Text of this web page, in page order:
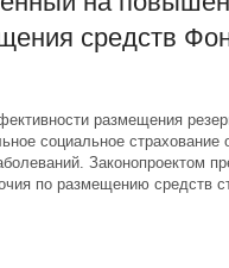
средств
размещения
социальное
Законопроектом
по размещению средств